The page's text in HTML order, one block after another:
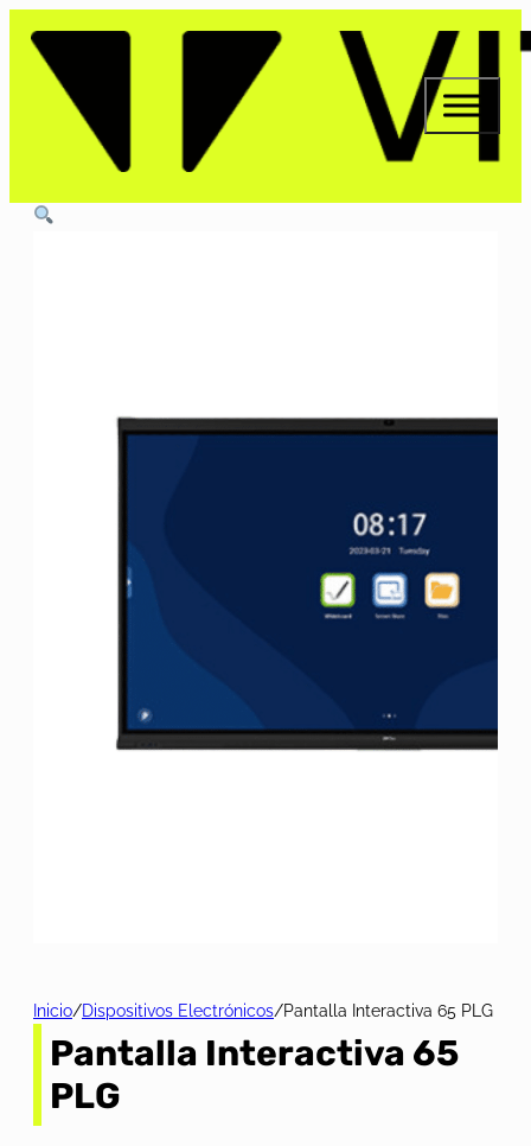
Inicio/Dispositivos Electrónicos/Pantalla Interactiva 65 PLG
Pantalla Interactiva 65
PLG